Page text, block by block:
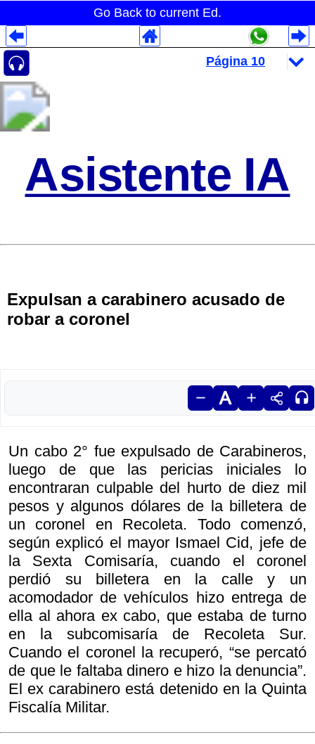
Go Back to current Ed.
Asistente IA
Expulsan a carabinero acusado de
robar a coronel
Un cabo 2° fue expulsado de Carabineros,
luego de que las pericias iniciales lo
encontraran culpable del hurto de diez mil
pesos y algunos dólares de la billetera de
un coronel en Recoleta. Todo comenzó,
según explicó el mayor Ismael Cid, jefe de
la Sexta Comisaría, cuando el coronel
perdió su billetera en la calle y un
acomodador de vehículos hizo entrega de
ella al ahora ex cabo, que estaba de turno
en la subcomisaría de Recoleta Sur.
Cuando el coronel la recuperó, “se percató
de que le faltaba dinero e hizo la denuncia”.
El ex carabinero está detenido en la Quinta
Fiscalía Militar.
Despliegues Analytics
Despliegues Totales
Despliegues por Rubros